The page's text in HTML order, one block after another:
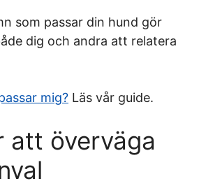
som passar din hund gör
dig och andra att relatera
mig? Läs vår guide.
att överväga